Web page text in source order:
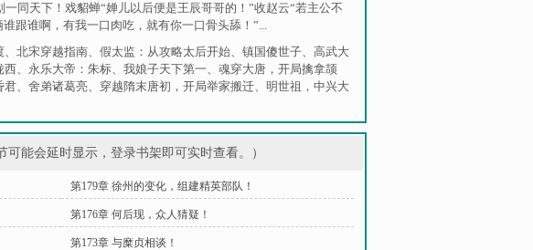
同天下！戏貂蝉“婵儿以后便是王辰哥哥的！”收赵云“若主公不
跟谁啊，有我一口肉吃，就有你一口骨头舔！”...
、 北宋穿越指南、 假太监：从攻略太后开始、 镇国傻世子、 高武大
西、 永乐大帝：朱标、 我娘子天下第一、 魂穿大唐，开局擒拿颉
君、 舍弟诸葛亮、 穿越隋末唐初，开局举家搬迁、 明世祖，中兴大
能会延时显示，登录书架即可实时查看。）
第179章 徐州的变化，组建精英部队！
第176章 何后现，众人猜疑！
第173章 与糜贞相谈！